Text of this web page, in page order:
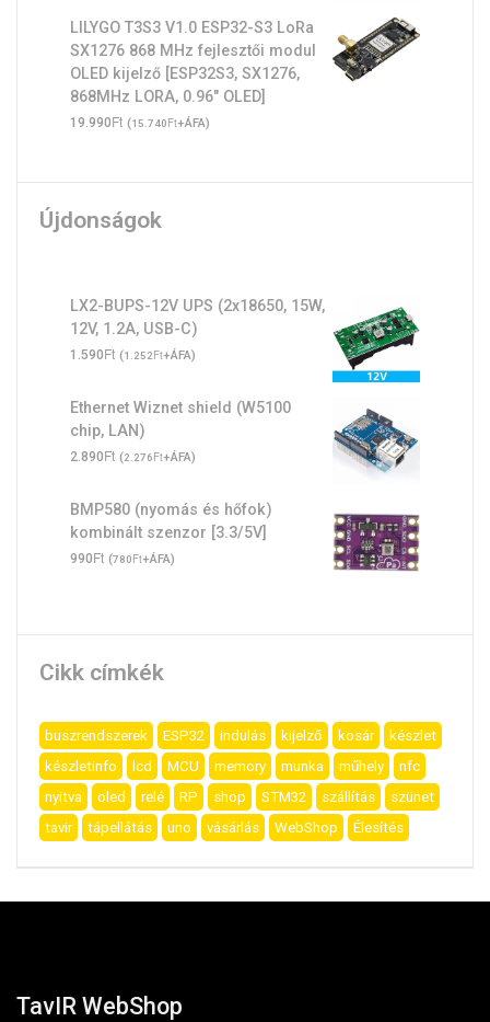
LILYGO T3S3 V1.0 ESP32-S3 LoRa
SX1276 868 MHz fejlesztői modul
OLED kijelző [ESP32S3, SX1276,
868MHz LORA, 0.96" OLED]
19.990Ft (15.740Ft+ÁFA)
Újdonságok
LX2-BUPS-12V UPS (2x18650, 15W,
12V, 1.2A, USB-C)
1.590Ft (1.252Ft+ÁFA)
Ethernet Wiznet shield (W5100
chip, LAN)
2.890Ft (2.276Ft+ÁFA)
BMP580 (nyomás és hőfok)
kombinált szenzor [3.3/5V]
990Ft (780Ft+ÁFA)
Cikk címkék
buszrendszerek ESP32 indulás kijelző kosár
készlet
készletinfo
lcd MCU memory munka műhely
nfc
nyitva
oled relé RP shop STM32 szállítás
szünet
tavir
tápellátás uno vásárlás WebShop Élesítés
TavIR WebShop